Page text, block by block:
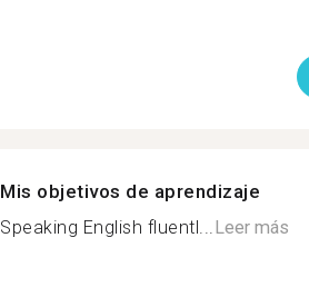
Mis objetivos de aprendizaje
Speaking English fluentl...Leer más